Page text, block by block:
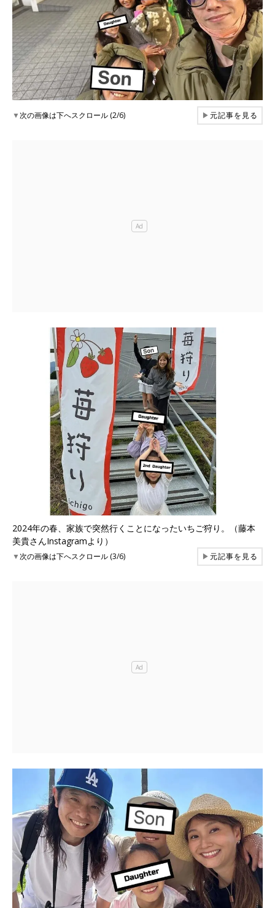
▼次の画像は下へスクロール (2/6) ▶元記事を見る
2024年の春、家族で突然行くことになったいちご狩り。（藤本
美貴さんInstagramより）
▼次の画像は下へスクロール (3/6) ▶元記事を見る